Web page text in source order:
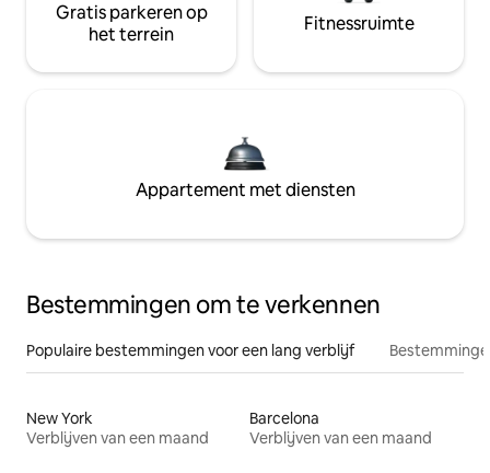
Gratis parkeren op
het terrein
Fitnessruimte
Appartement met diensten
Bestemmingen om te verkennen
Populaire bestemmingen voor een lang verblijf
New York
Verblijven van een maand
Barcelona
Verblijven van een maand